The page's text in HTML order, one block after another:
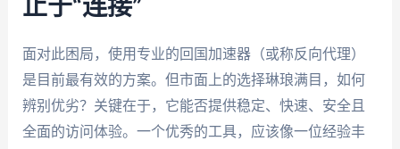
止于“连接”
面对此困局，使用专业的回国加速器（或称反向代理）
是目前最有效的方案。但市面上的选择琳琅满目，如何
辨别优劣？关键在于，它能否提供稳定、快速、安全且
全面的访问体验。一个优秀的工具，应该像一位经验丰